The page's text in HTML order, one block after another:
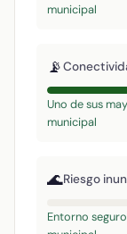
municipal
📡
Uno de sus
municipal
🌊Riesgo
Entorno